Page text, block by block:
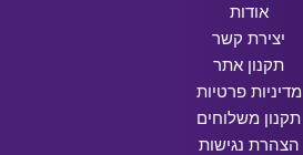
אודות
יצירת קשר
תקנון אתר
מדיניות פרטיות
תקנון משלוחים
הצהרת נגישות